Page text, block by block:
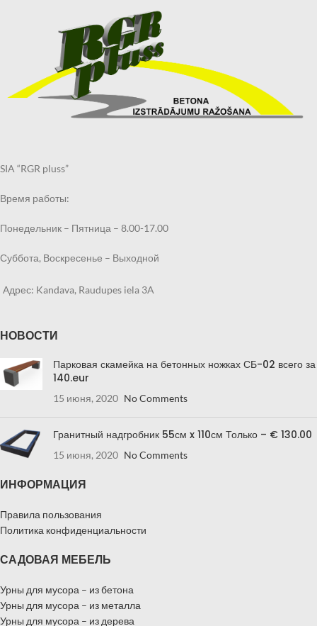
SIA “RGR pluss”
Время работы:
Понедельник – Пятница – 8.00-17.00
Суббота, Воскресенье – Выходной
Адрес: Kandava, Raudupes iela 3A
НОВОСТИ
Парковая скамейка на бетонных ножках СБ-02 всего за
140.eur
15 июня, 2020 No Comments
Гранитный надгробник 55см x 110см Только – € 130.00
15 июня, 2020 No Comments
ИНФОРМАЦИЯ
Правила пользования
Политика конфиденциальности
САДОВАЯ МЕБЕЛЬ
Урны для мусора – из бетона
Урны для мусора – из металла
Урны для мусора – из дерева